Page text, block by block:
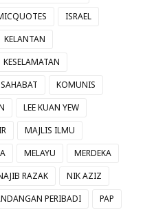
ISRAEL
KELANTAN
KESELAMATAN
KOMUNIS
LEE KUAN YEW
MAJLIS ILMU
MELAYU
MERDEKA
RAZAK
NIK AZIZ
PERIBADI
PAP